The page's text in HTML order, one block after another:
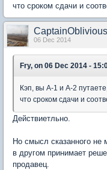
что сроком сдачи и
CaptainOblivious
06 Dec 2014
Fry, on 06 Dec 2014 -
Кэп, вы А-1 и А-2
что сроком сдачи и
Действиетльно.
Но смысл сказанного не
в другом принимает
продавец.